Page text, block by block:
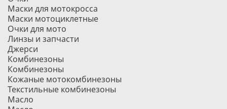
Маски для мотокросса
Маски мотоциклетные
Очки для мото
Линзы и запчасти
Джерси
Комбинезоны
Комбинезоны
Кожаные мотокомбинезоны
Текстильные комбинезоны
Масло